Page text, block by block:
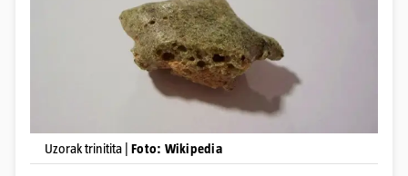
Uzorak trinitita | Foto: Wikipedia